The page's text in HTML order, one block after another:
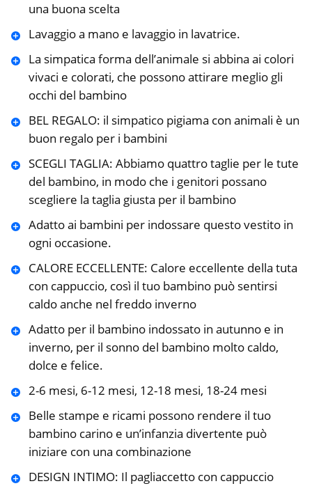
una buona scelta
Lavaggio a mano e lavaggio in lavatrice.
La simpatica forma dell’animale si abbina ai colori
vivaci e colorati, che possono attirare meglio gli
occhi del bambino
BEL REGALO: il simpatico pigiama con animali è un
buon regalo per i bambini
SCEGLI TAGLIA: Abbiamo quattro taglie per le tute
del bambino, in modo che i genitori possano
scegliere la taglia giusta per il bambino
Adatto ai bambini per indossare questo vestito in
ogni occasione.
CALORE ECCELLENTE: Calore eccellente della tuta
con cappuccio, così il tuo bambino può sentirsi
caldo anche nel freddo inverno
Adatto per il bambino indossato in autunno e in
inverno, per il sonno del bambino molto caldo,
dolce e felice.
2-6 mesi, 6-12 mesi, 12-18 mesi, 18-24 mesi
Belle stampe e ricami possono rendere il tuo
bambino carino e un’infanzia divertente può
iniziare con una combinazione
DESIGN INTIMO: Il pagliaccetto con cappuccio